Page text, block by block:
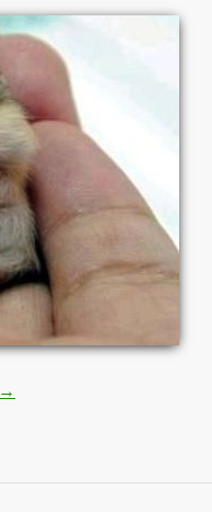
Хомячок
→